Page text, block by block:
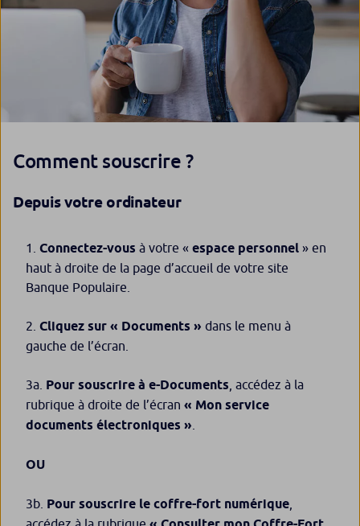
Comment souscrire ?
Depuis votre ordinateur
Connectez-vous à votre « espace personnel » en
haut à droite de la page d’accueil de votre site
Banque Populaire.
2. Cliquez sur « Documents » dans le menu à
gauche de l’écran.
3a. Pour souscrire à e-Documents , accédez à la
rubrique à droite de l’écran « Mon service
documents électroniques »
OU
3b. Pour souscrire le coffre-fort numérique